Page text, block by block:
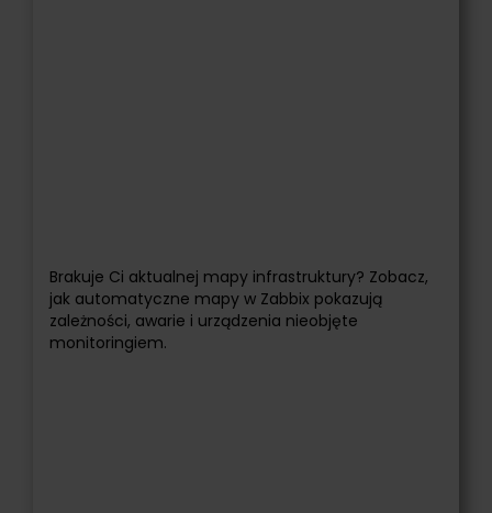
Brakuje Ci aktualnej mapy infrastruktury? Zobacz,
jak automatyczne mapy w Zabbix pokazują
zależności, awarie i urządzenia nieobjęte
monitoringiem.